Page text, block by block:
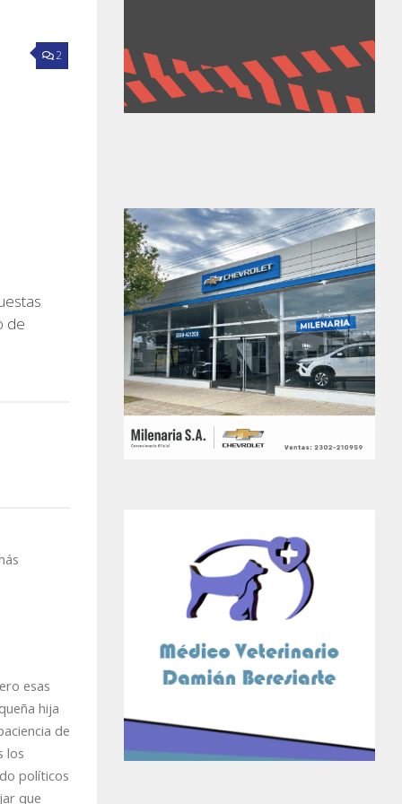
2
de
esas
hija
de
los
políticos
que